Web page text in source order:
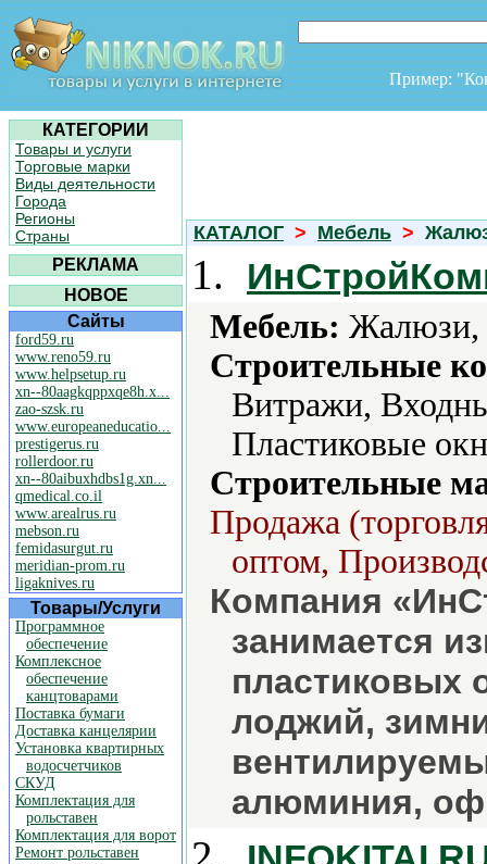
Пример:
КАТЕГОРИИ
Товары и услуги
Торговые марки
Виды деятельности
Города
Регионы
Страны
РЕКЛАМА
НОВОЕ
Сайты
ford59.ru
www.reno59.ru
www.helpsetup.ru
xn--80aagkqppxqe8h.x...
zao-szsk.ru
www.europeaneducatio...
prestigerus.ru
rollerdoor.ru
xn--80aibuxhdbs1g.xn...
qmedical.co.il
www.arealrus.ru
mebson.ru
femidasurgut.ru
meridian-prom.ru
ligaknives.ru
Товары/Услуги
Программное
обеспечение
Комплексное
обеспечение
канцтоварами
Поставка бумаги
Доставка канцелярии
Установка квартирных
водосчетчиков
СКУД
Комплектация для
рольставен
Комплектация для ворот
Ремонт рольставен
КАТАЛОГ > Мебель >
1.
Мебель: Жалюзи,
Строительные
Витражи,
Пластиковые
Строительные
Продажа
оптом,
Компания
занимается
пластиковых
лоджий,
алюминия,